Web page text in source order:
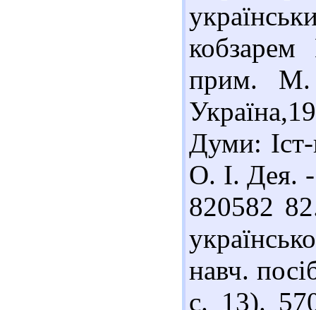
прим. М.
Думи:
О. І. Дея.
820582
навч.
с. 13).